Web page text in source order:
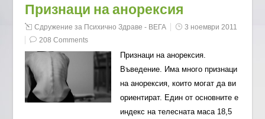
Признаци на анорексия
Сдружение за Психично Здраве - ВЕГА
3 ноември 2011
208 Comments
Признаци на анорексия.
Въведение. Има много признаци
на анорексия, които могат да ви
ориентират. Един от основните е
индекс на телесната маса 18,5